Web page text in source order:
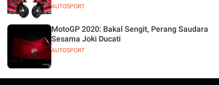
AUTOSPORT
AUTOSPORT
MotoGP 2020: Bakal Sengit, Perang Saudara
Sesama Joki Ducati